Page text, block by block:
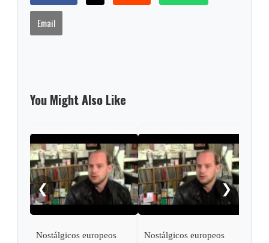
Email
You Might Also Like
❮
Nostálgicos europeos
Nostálgicos europeos
❯